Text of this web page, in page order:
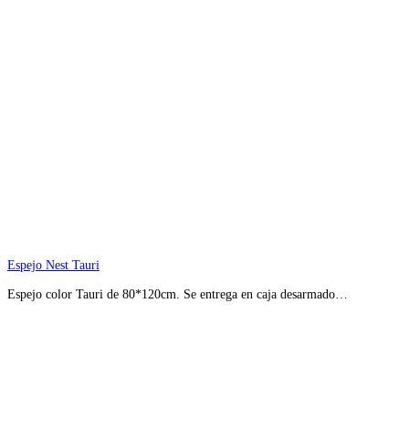
Espejo Nest Tauri
Espejo color Tauri de 80*120cm. Se entrega en caja desarmado…